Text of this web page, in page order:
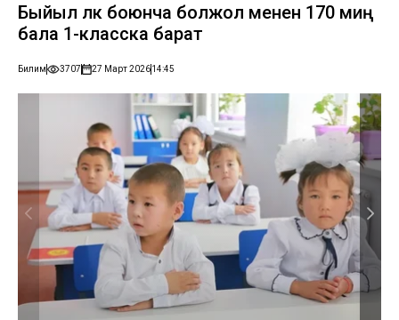
Быйыл өлкө боюнча болжол менен 170 миң
бала 1-класска барат
Билим 3707 27 Март 202614:45